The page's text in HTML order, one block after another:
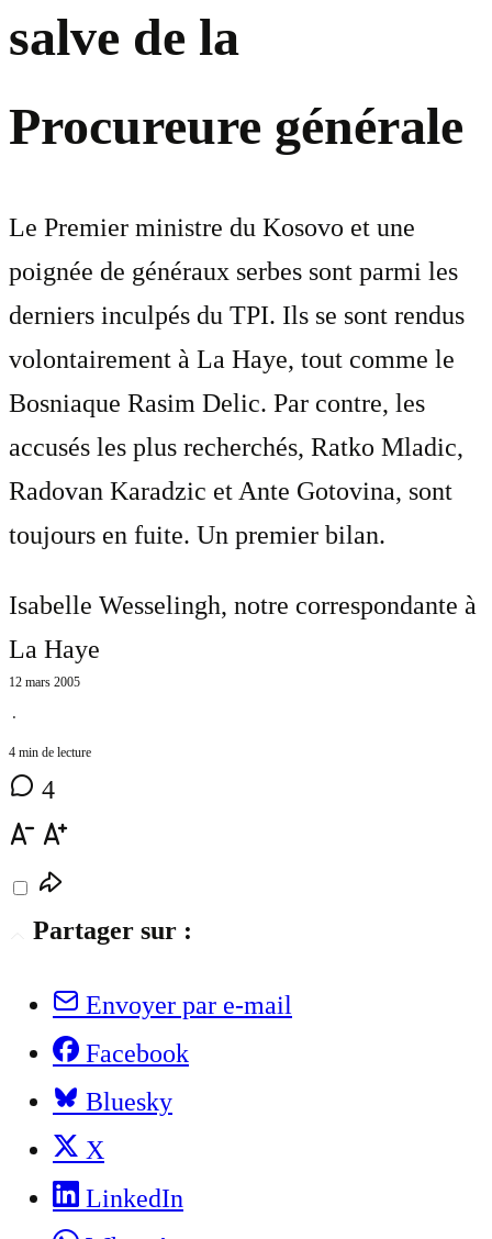
salve de la
Procureure générale
Le Premier ministre du Kosovo et une
poignée de généraux serbes sont parmi les
derniers inculpés du TPI. Ils se sont rendus
volontairement à La Haye, tout comme le
Bosniaque Rasim Delic. Par contre, les
accusés les plus recherchés, Ratko Mladic,
Radovan Karadzic et Ante Gotovina, sont
toujours en fuite. Un premier bilan.
Isabelle Wesselingh, notre correspondante à
La Haye
12 mars 2005
⋅
4 min de lecture
4
Partager sur :
Envoyer par e-mail
Facebook
Bluesky
X
LinkedIn